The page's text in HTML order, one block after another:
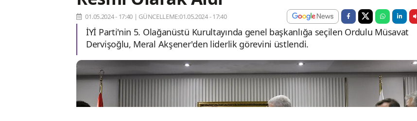
01.05.2024 - 17:40 | GÜNCELLEME:01.05.2024 - 17:40
İYİ Parti'nin 5. Olağanüstü Kurultayında genel başkanlığa seçilen Ordulu Müsavat
Dervişoğlu, Meral Akşener'den liderlik görevini üstlendi.